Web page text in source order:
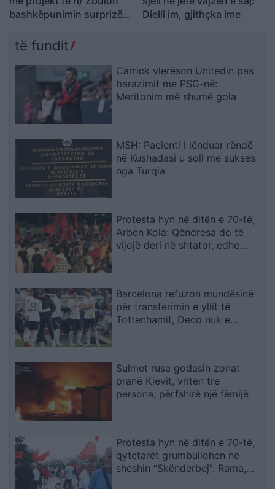
bashkëpunimin surprizë
Dielli im, gjithçka ime
të fundit
Carrick vlerëson Unitedin pas
barazimit me PSG-në:
Meritonim më shumë gola
MSH: Pacienti i lënduar rëndë
në Kushadasi u soll me sukses
nga Turqia
Protesta hyn në ditën e 70-të,
Arben Kola: Qëndresa do të
vijojë deri në shtator, edhe
Barcelona refuzon mundësinë
për transferimin e yllit të
Tottenhamit, Deco nuk e
Sulmet ruse godasin zonat
pranë Kievit, vriten tre
persona, përfshirë një fëmijë
Protesta hyn në ditën e 70-të,
qytetarët grumbullohen në
sheshin “Skënderbej”: Rama,